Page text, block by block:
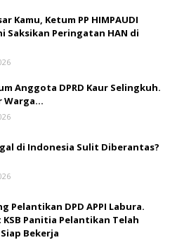
Kamu, Ketum PP HIMPAUDI
Saksikan Peringatan HAN di
Anggota DPRD Kaur Selingkuh.
Warga…
di Indonesia Sulit Diberantas?
Pelantikan DPD APPI Labura.
KSB Panitia Pelantikan Telah
Bekerja